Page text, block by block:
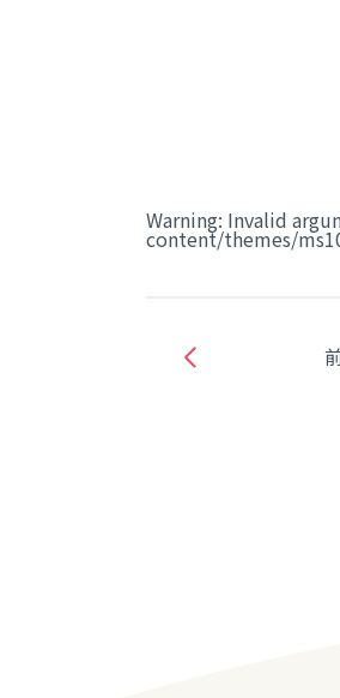
Warning: Invalid
content/themes/